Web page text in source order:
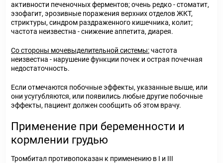
активности печеночных ферментов; очень редко - стоматит,
эзофагит, эрозивные поражения верхних отделов ЖКТ,
стриктуры, синдром раздраженного кишечника, колит;
частота неизвестна - снижение аппетита, диарея.
Со стороны мочевыделительной системы:частота
неизвестна - нарушение функции почек и острая почечная
недостаточность.
Если отмечаются побочные эффекты, указанные выше, или
они усугубляются, или появились любые другие побочные
эффекты, пациент должен сообщить об этом врачу.
Применение при беременности и
кормлении грудью
Тромбитал противопоказан к применению в I и III